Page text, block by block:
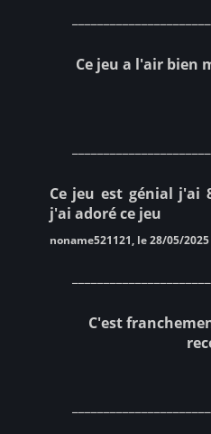
Ce jeu a l'air bien
Ce jeu est génial j'ai
j'ai adoré ce jeu
noname521121, le 28/05/2025
C'est